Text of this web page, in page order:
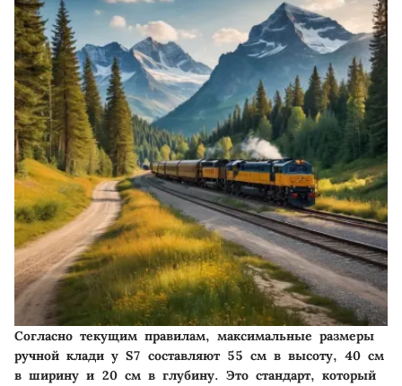
Согласно текущим правилам, максимальные размеры
ручной клади у S7 составляют 55 см в высоту, 40 см
в ширину и 20 см в глубину. Это стандарт, который